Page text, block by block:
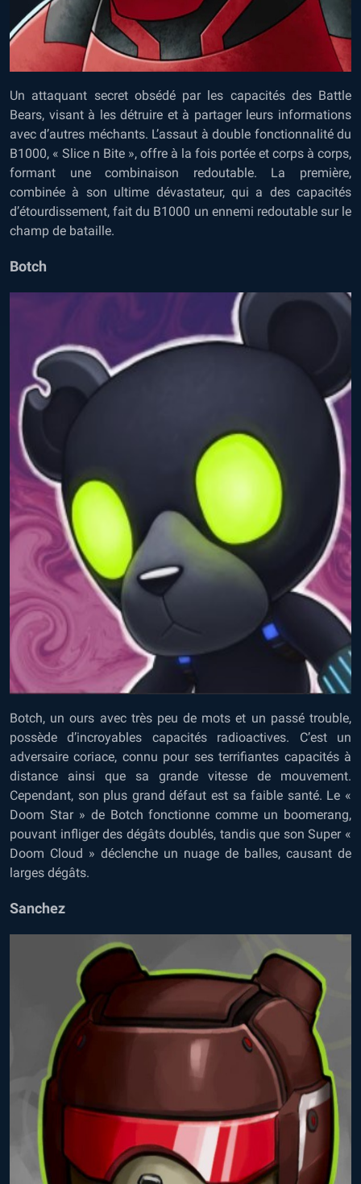
Un attaquant secret obsédé par les capacités des Battle
Bears, visant à les détruire et à partager leurs informations
avec d’autres méchants. L’assaut à double fonctionnalité du
B1000, « Slice n Bite », offre à la fois portée et corps à corps,
formant une combinaison redoutable. La première,
combinée à son ultime dévastateur, qui a des capacités
d’étourdissement, fait du B1000 un ennemi redoutable sur le
champ de bataille.
Botch
Botch, un ours avec très peu de mots et un passé trouble,
possède d’incroyables capacités radioactives. C’est un
adversaire coriace, connu pour ses terrifiantes capacités à
distance ainsi que sa grande vitesse de mouvement.
Cependant, son plus grand défaut est sa faible santé. Le «
Doom Star » de Botch fonctionne comme un boomerang,
pouvant infliger des dégâts doublés, tandis que son Super «
Doom Cloud » déclenche un nuage de balles, causant de
larges dégâts.
Sanchez